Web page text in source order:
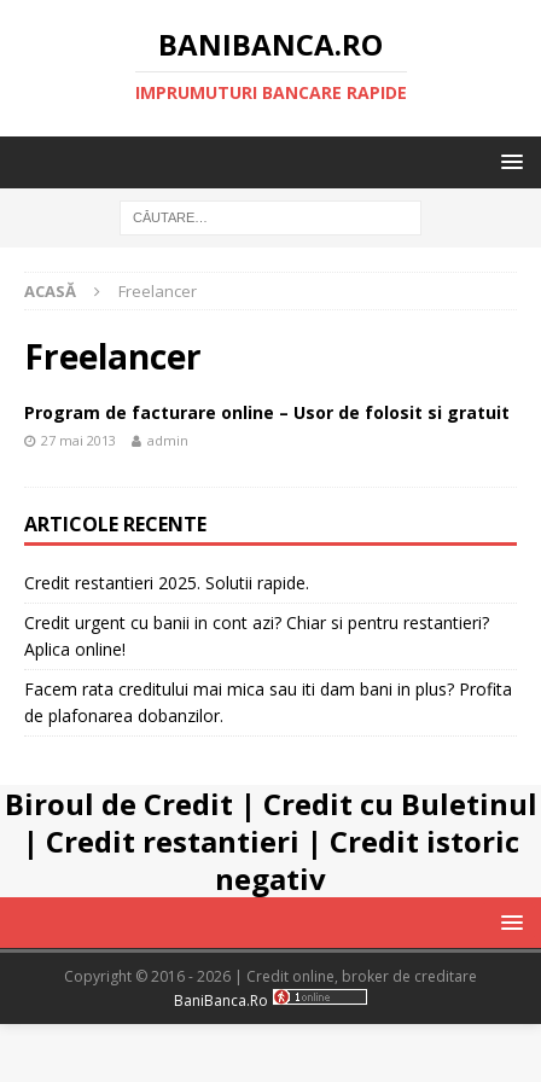
BANIBANCA.RO
IMPRUMUTURI BANCARE RAPIDE
ACASĂ Freelancer
Freelancer
Program de facturare online – Usor de folosit si gratuit
27 mai 2013 admin
ARTICOLE RECENTE
Credit restantieri 2025. Solutii rapide.
Credit urgent cu banii in cont azi? Chiar si pentru restantieri?
Aplica online!
Facem rata creditului mai mica sau iti dam bani in plus? Profita
de plafonarea dobanzilor.
Biroul de Credit | Credit cu Buletinul
| Credit restantieri | Credit istoric
negativ
Copyright © 2016 - 2026 | Credit online, broker de creditare
BaniBanca.Ro